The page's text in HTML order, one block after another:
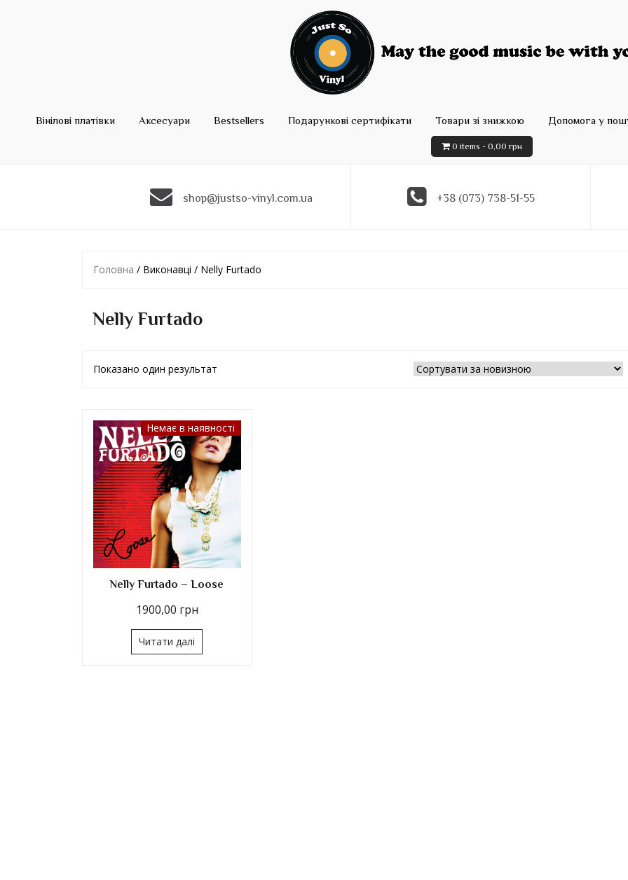
Вінілові платівки Аксесуари Bestsellers Подарункові сертифікати Товари зі знижкою Допомога у
0 items - 0,00 грн
shop@justso-vinyl.com.ua +38 (073) 738-51-55
Головна / Виконавці / Nelly Furtado
Nelly Furtado
Показано один результат
Немає в наявності
Nelly Furtado – Loose
1900,00 грн
Читати далі